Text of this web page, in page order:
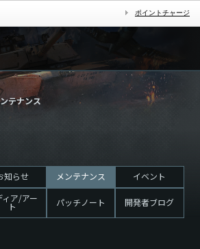
ポイントチャージ
テナンス
知らせ メンテナンス イベント
ィア/アー
ト パッチノート 開発者ブログ